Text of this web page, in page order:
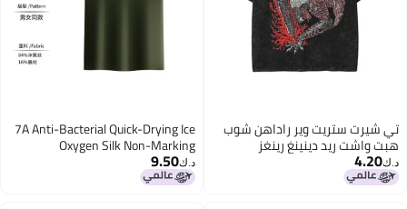
تي شيرت ستريت وير راداهن شوب
هبت واشت ريد دينينغ رينغز
د.ك‏4.20
7A Anti-Bacterial Quick-Drying Ice
Oxygen Silk Non-Marking
Crewneck T-Shirt Summer
Overalls Sweatshirt Set Party
د.ك‏9.50